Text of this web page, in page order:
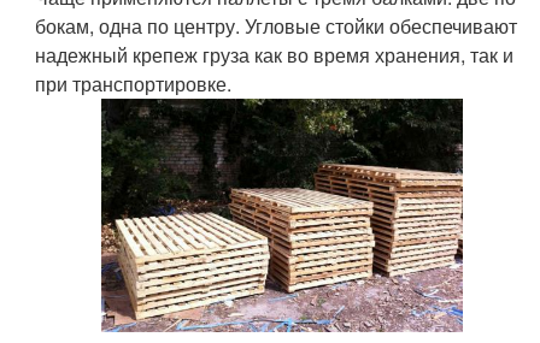
бокам, одна по центру. Угловые стойки обеспечивают
надежный крепеж груза как во время хранения, так и
при транспортировке.